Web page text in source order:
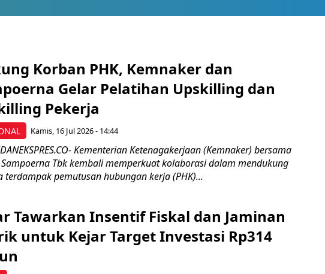
Korban PHK, Kemnaker dan
Gelar Pelatihan Upskilling dan
Pekerja
Kamis, 16 Jul 2026 - 14:44
Kementerian Ketenagakerjaan (Kemnaker) bersama
Sampoerna Tbk kembali memperkuat kolaborasi dalam mendukung
terdampak pemutusan hubungan kerja (PHK)...
Tawarkan Insentif Fiskal dan Jaminan
untuk Kejar Target Investasi Rp314